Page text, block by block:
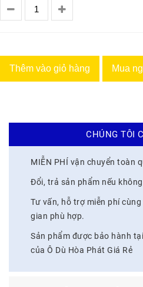
Thêm vào giỏ hàng Mua
CHÚNG TÔI
MIỄN PHÍ vận chuyển toàn
Đổi, trả sản phẩm nếu
Tư vấn, hỗ trợ miễn phí
gian phù hợp.
Sản phẩm được bảo hành
của Ô Dù Hòa Phát Giá Rẻ